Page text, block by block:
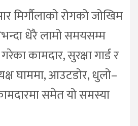
मिर्गौलाको रोगको जोखिम
धेरै लामो समयसम्म
कामदार, सुरक्षा गार्ड र
घाममा, आउटडोर, धुलो–
समेत यो समस्या